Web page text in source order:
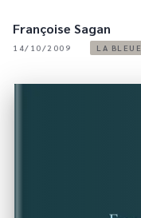
Françoise Sagan
14/10/2009 LA BLEUE